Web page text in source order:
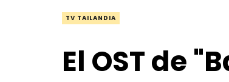
TV TAILANDIA
El OST de